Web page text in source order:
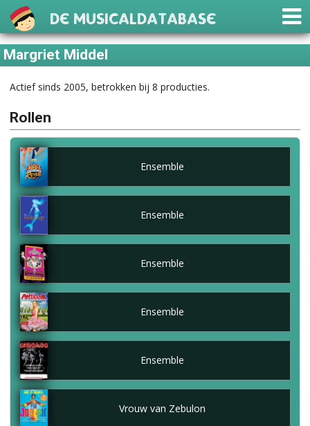
De Musicaldatabase
Margriet Middel
Actief sinds 2005, betrokken bij 8 producties.
Rollen
Ensemble
Ensemble
Ensemble
Ensemble
Ensemble
Vrouw van Zebulon